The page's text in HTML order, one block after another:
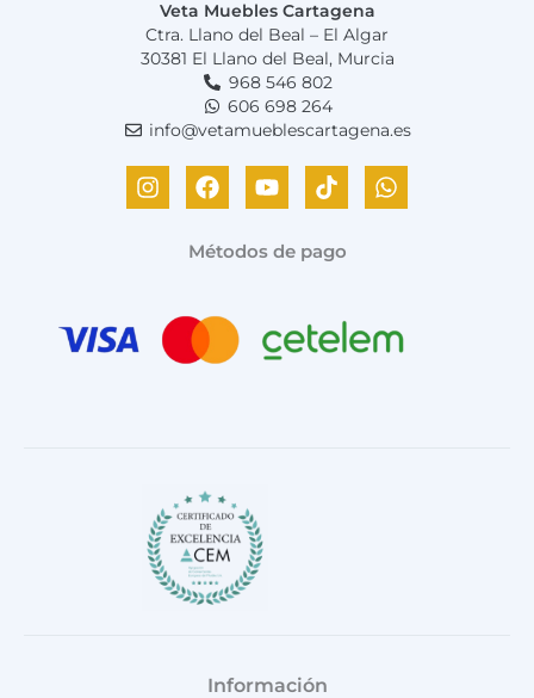
Veta Muebles Cartagena
Ctra. Llano del Beal – El Algar
30381 El Llano del Beal, Murcia
968 546 802
606 698 264
info@vetamueblescartagena.es
I
n
m
F
a
e
o
k
Y
o
t
T
i
t
W
h
p
Métodos de pago
Información